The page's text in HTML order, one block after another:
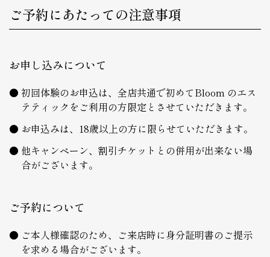
ご予約にあたっての注意事項
お申し込みについて
初回体験のお申込は、全店共通で初めてBloom のエス
テティックをご利用の方限定とさせていただきます。
お申込みは、18歳以上の方に限らせていただきます。
他キャンペーン、割引チケットとの併用が出来ない場
合がございます。
ご予約について
ご本人様確認のため、ご来店時に身分証明書のご提示
を求める場合がございます。